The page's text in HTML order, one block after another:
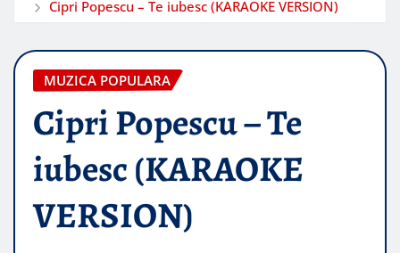
Cipri Popescu – Te iubesc (KARAOKE VERSION)
MUZICA POPULARA
Cipri Popescu – Te
iubesc (KARAOKE
VERSION)